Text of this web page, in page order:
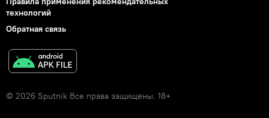
технологий
Обратная связь
© 2026 Sputnik Все права защищены. 18+